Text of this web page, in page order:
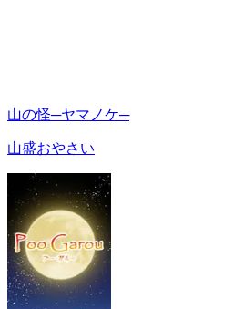
山の怪─ヤマノケ─
山盛おやさい